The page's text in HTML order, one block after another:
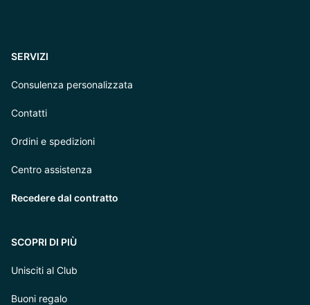
SERVIZI
Consulenza personalizzata
Contatti
Ordini e spedizioni
Centro assistenza
Recedere dal contratto
SCOPRI DI PIÙ
Unisciti al Club
Buoni regalo